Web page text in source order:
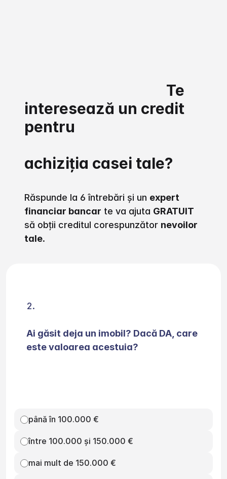
interesează un credit
pentru
achiziția casei tale?
Răspunde la 6 întrebări și un expert
financiar bancar te va ajuta GRATUIT
să obții creditul corespunzător nevoilor
tale.
Ai găsit deja un imobil? Dacă DA, care
este valoarea acestuia?
până în 100.000 €
între 100.000 și 150.000 €
mai mult de 150.000 €